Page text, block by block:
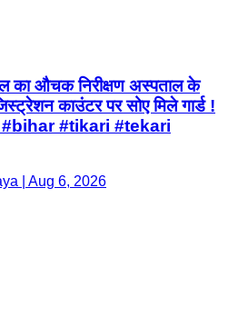
का औचक निरीक्षण अस्पताल के
काउंटर पर सोए मिले गार्ड !
#tikari #tekari
| Aug 6, 2026